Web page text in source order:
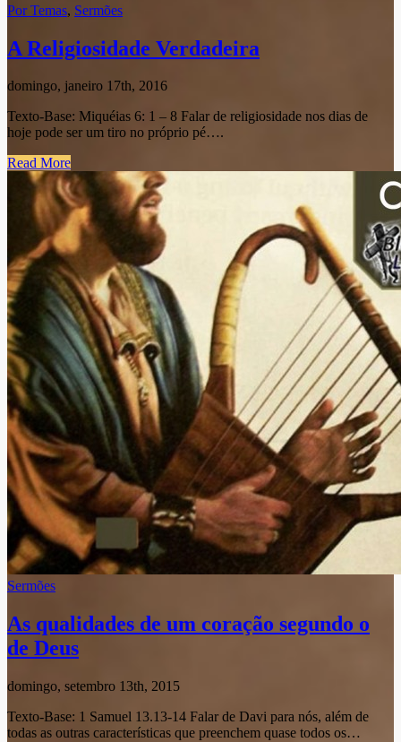
Por Temas, Sermões
A Religiosidade Verdadeira
domingo, janeiro 17th, 2016
Texto-Base: Miquéias 6: 1 – 8 Falar de religiosidade nos dias de
hoje pode ser um tiro no próprio pé….
Read More
Sermões
As qualidades de um coração segundo o
de Deus
domingo, setembro 13th, 2015
Texto-Base: 1 Samuel 13.13-14 Falar de Davi para nós, além de
todas as outras características que preenchem quase todos os…